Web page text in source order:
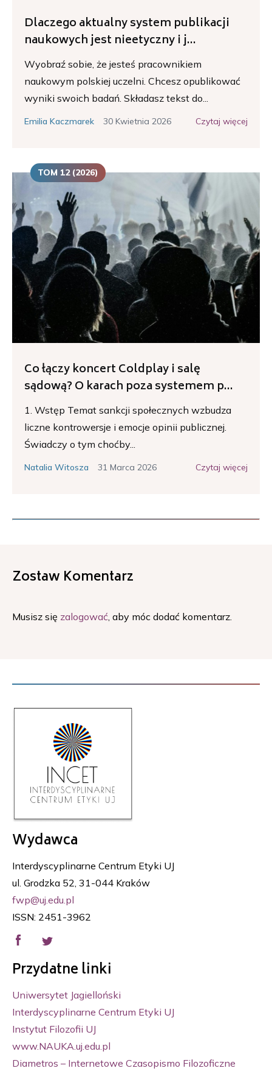
Dlaczego aktualny system publikacji
naukowych jest nieetyczny i j...
Wyobraź sobie, że jesteś pracownikiem
naukowym polskiej uczelni. Chcesz opublikować
wyniki swoich badań. Składasz tekst do...
Emilia Kaczmarek 30 Kwietnia 2026 Czytaj więcej
TOM 12 (2026)
Co łączy koncert Coldplay i salę
sądową? O karach poza systemem p...
1. Wstęp Temat sankcji społecznych wzbudza
liczne kontrowersje i emocje opinii publicznej.
Świadczy o tym choćby...
Natalia Witosza 31 Marca 2026 Czytaj więcej
Zostaw Komentarz
Musisz się zalogować, aby móc dodać komentarz.
Wydawca
Interdyscyplinarne Centrum Etyki UJ
ul. Grodzka 52, 31-044 Kraków
fwp@uj.edu.pl
ISSN: 2451-3962
Przydatne linki
Uniwersytet Jagielloński
Interdyscyplinarne Centrum Etyki UJ
Instytut Filozofii UJ
www.NAUKA.uj.edu.pl
Diametros – Internetowe Czasopismo Filozoficzne